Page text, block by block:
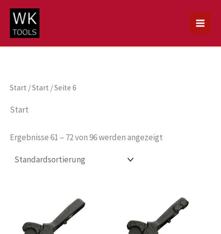
Zum
Inhalt
springen
Start /Start / Seite 6
Start
Ergebnisse 61 – 72 von 96 werden angezeigt